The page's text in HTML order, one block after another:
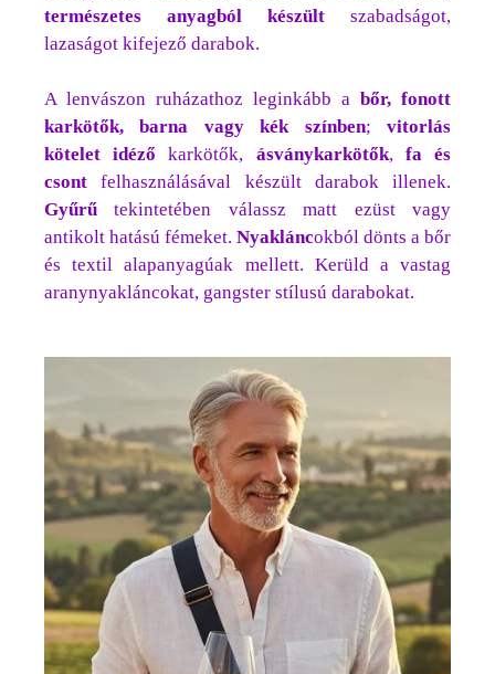
természetes anyagból készült szabadságot,
lazaságot kifejező darabok.
A lenvászon ruházathoz leginkább a bőr, fonott
karkötők, barna vagy kék színben;vitorlás
kötelet idéző karkötők, ásványkarkötők, fa és
csont felhasználásával készült darabok illenek.
Gyűrű tekintetében válassz matt ezüst vagy
antikolt hatású fémeket. Nyakláncokból dönts a bőr
és textil alapanyagúak mellett. Kerüld a vastag
aranynyakláncokat, gangster stílusú darabokat.